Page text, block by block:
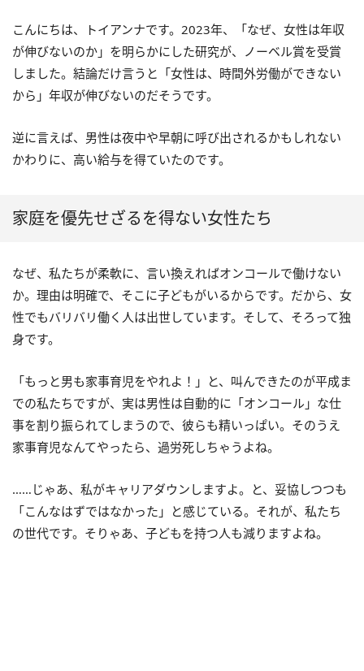
こんにちは、トイアンナです。2023年、「なぜ、女性は年収
が伸びないのか」を明らかにした研究が、ノーベル賞を受賞
しました。結論だけ言うと「女性は、時間外労働ができない
から」年収が伸びないのだそうです。
逆に言えば、男性は夜中や早朝に呼び出されるかもしれない
かわりに、高い給与を得ていたのです。
家庭を優先せざるを得ない女性たち
なぜ、私たちが柔軟に、言い換えればオンコールで働けない
か。理由は明確で、そこに子どもがいるからです。だから、女
性でもバリバリ働く人は出世しています。そして、そろって独
身です。
「もっと男も家事育児をやれよ！」と、叫んできたのが平成ま
での私たちですが、実は男性は自動的に「オンコール」な仕
事を割り振られてしまうので、彼らも精いっぱい。そのうえ
家事育児なんてやったら、過労死しちゃうよね。
……じゃあ、私がキャリアダウンしますよ。と、妥協しつつも
「こんなはずではなかった」と感じている。それが、私たち
の世代です。そりゃあ、子どもを持つ人も減りますよね。